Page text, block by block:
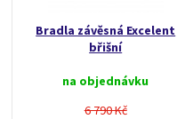
Bradla závěsná Excelent
břišní
na objednávku
6 790 Kč